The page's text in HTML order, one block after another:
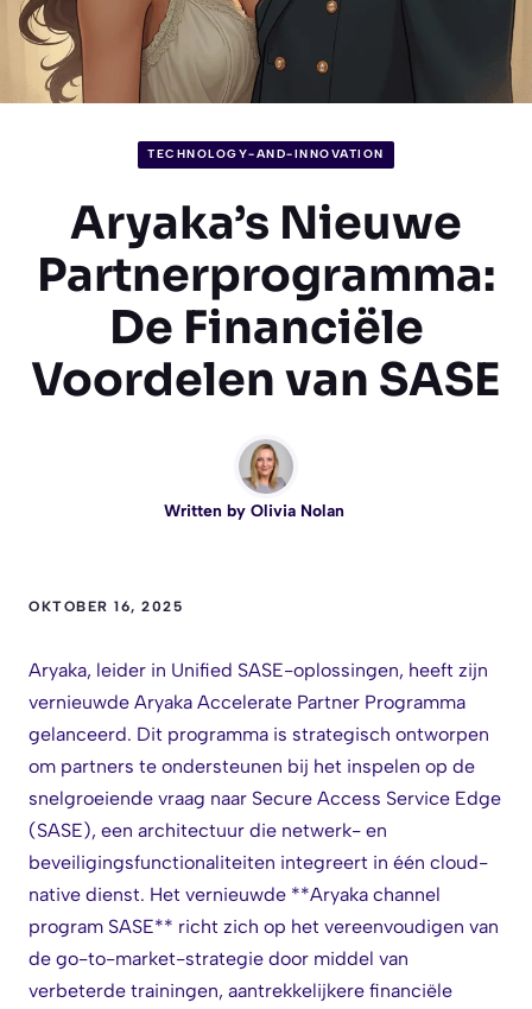
TECHNOLOGY-AND-INNOVATION
Aryaka’s Nieuwe
Partnerprogramma:
De Financiële
Voordelen van SASE
Written by Olivia Nolan
OKTOBER 16, 2025
Aryaka, leider in Unified SASE-oplossingen, heeft zijn
vernieuwde Aryaka Accelerate Partner Programma
gelanceerd. Dit programma is strategisch ontworpen
om partners te ondersteunen bij het inspelen op de
snelgroeiende vraag naar Secure Access Service Edge
(SASE), een architectuur die netwerk- en
beveiligingsfunctionaliteiten integreert in één cloud-
native dienst. Het vernieuwde **Aryaka channel
program SASE** richt zich op het vereenvoudigen van
de go-to-market-strategie door middel van
verbeterde trainingen, aantrekkelijkere financiële